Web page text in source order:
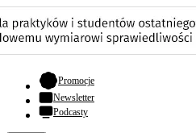
Promocje- otwiera się w nowej karcie
Newsletter
Podcasty